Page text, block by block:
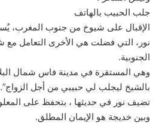
جلب الحبيب بالهاتف
الإقبال على شيوخ من جنوب المغرب،
نور، التي فضلت هي الأخرى التعامل مع
الجنوبية.
وهي المستقرة في مدينة فاس شمال
بالشيخ ليجلب لي حبيبي من أجل الزواج”.
تضيف نور في حديثها ، بتحفظ على
وبين خديجة هو الإيمان المطلق.